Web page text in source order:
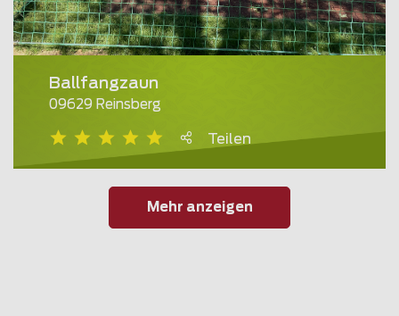
Ballfangzaun
09629 Reinsberg
Teilen
Mehr anzeigen